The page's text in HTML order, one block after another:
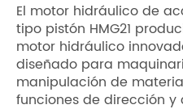
El motor hidráulico de
tipo pistón HMG21
motor hidráulico
diseñado para
manipulación de
funciones de dirección